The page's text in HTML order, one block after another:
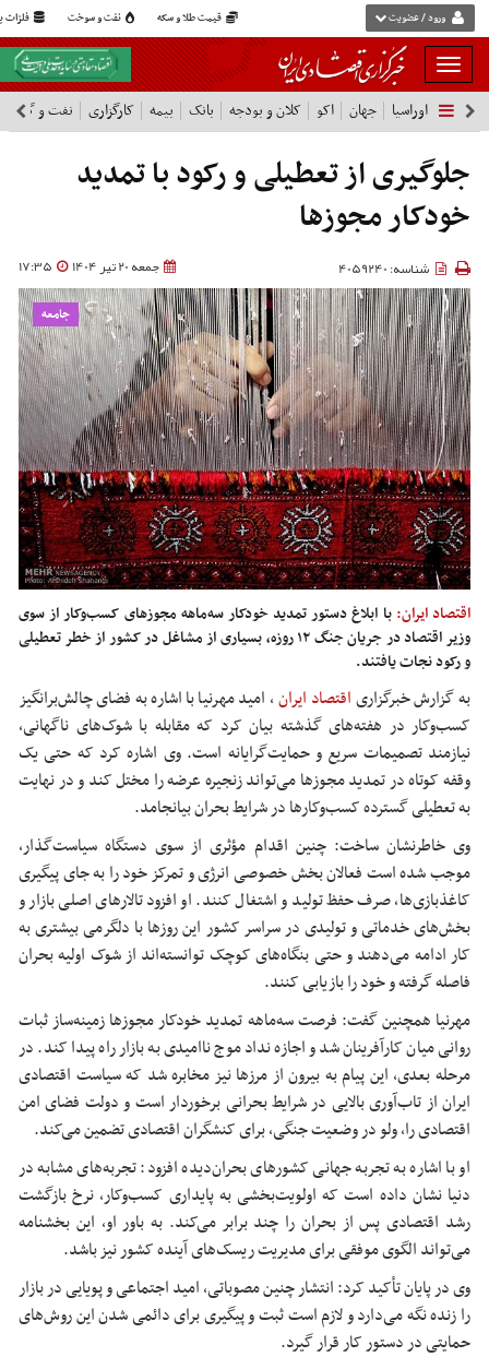
قیمت طلا و سکه نفت و سوخت فلزات ورود / عضویت
بار
و
بسته
نمودن
فهرست
اوراسیا جهان اکو کلان و بودجه بانک بیمه کارگزاری نفت و گاز
جلوگیری از تعطیلی و رکود با تمدید
خودکار مجوزها
جمعه 20 تیر 1404 17:35 شناسه: 4059240
جامعه
اقتصاد ایران: با ابلاغ دستور تمدید خودکار سه‌ماهه مجوزهای کسب‌وکار از سوی
وزیر اقتصاد در جریان جنگ ۱۲ روزه، بسیاری از مشاغل در کشور از خطر تعطیلی
و رکود نجات یافتند.
به گزارش خبرگزاریاقتصاد ایران، امید مهرنیا با اشاره به فضای چالش‌برانگیز
کسب‌وکار در هفته‌های گذشته بیان کرد که مقابله با شوک‌های ناگهانی،
نیازمند تصمیمات سریع وحمایت‌گرایانه است. وی اشاره کرد که حتی یک
وقفه کوتاه در تمدید مجوزها می‌تواند زنجیره عرضه را مختل کند و در نهایت
به تعطیلی گسترده کسب‌وکارها در شرایط بحران بیانجامد.
وی خاطرنشان ساخت: چنین اقدام مؤثری از سوی دستگاه سیاست‌گذار،
موجب شده است فعالان بخش خصوصی انرژی و تمرکز خود را به جای پیگیری
کاغذبازی‌ها، صرف حفظ تولید و اشتغال کنند. او افزود تالارهای اصلی بازار و
بخش‌های خدماتی و تولیدی در سراسر کشور این روزها با دلگرمی بیشتری به
کار ادامه می‌دهند و حتی بنگاه‌های کوچک توانسته‌اند از شوک اولیه بحران
فاصله گرفته و خود را بازیابی کنند.
مهرنیا همچنین گفت: فرصت سه‌ماهه تمدید خودکار مجوزها زمینه‌ساز ثبات
روانی میان کارآفرینان شد و اجازه نداد موج ناامیدی به بازار راه پیدا کند. در
مرحله بعدی، این پیام به بیرون از مرزها نیز مخابره شد که سیاست اقتصادی
ایران از تاب‌آوری بالایی در شرایط بحرانی برخوردار است و دولت فضای امن
اقتصادی را، ولو در وضعیت جنگی، برای کنشگران اقتصادی تضمین می‌کند.
او با اشاره به تجربه جهانی کشورهای بحران‌دیده افزود: تجربه‌های مشابه در
دنیا نشان داده است که اولویت‌بخشی به پایداری کسب‌وکار، نرخ بازگشت
رشد اقتصادی پس از بحران را چند برابر می‌کند. به باور او، این بخشنامه
می‌تواند الگوی موفقی برای مدیریت ریسک‌های آینده کشور نیز باشد.
وی در پایان تأکید کرد: انتشار چنین مصوباتی، امید اجتماعی و پویایی در بازار
را زنده نگه می‌دارد و لازم است ثبت و پیگیری برای دائمی شدن این روش‌های
حمایتی در دستور کار قرار گیرد.